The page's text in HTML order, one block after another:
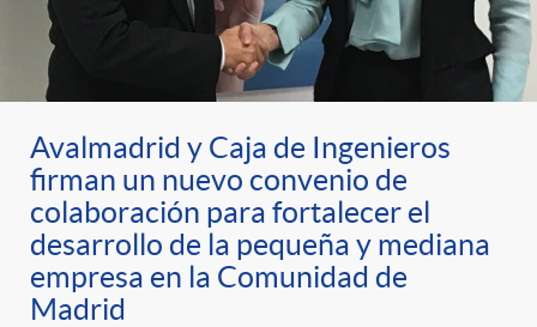
Avalmadrid y Caja de Ingenieros
firman un nuevo convenio de
colaboración para fortalecer el
desarrollo de la pequeña y mediana
empresa en la Comunidad de
Madrid